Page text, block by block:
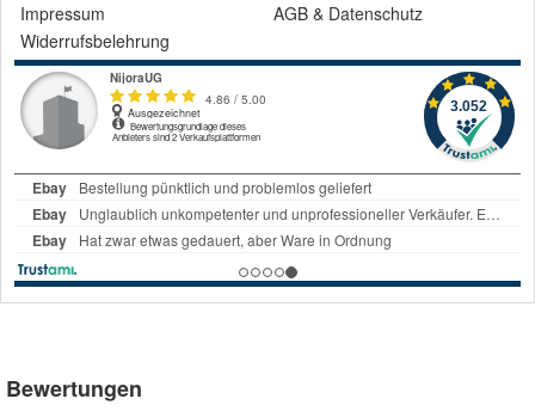
Impressum
AGB & Datenschutz
Widerrufsbelehrung
Bewertungen